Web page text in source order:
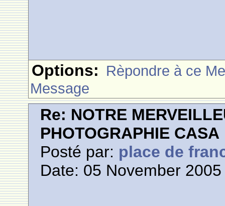
Options: Rèpondre à ce
Message
Re: NOTRE
PHOTOGRAPHIE CASA
Posté par: place de
Date: 05 November